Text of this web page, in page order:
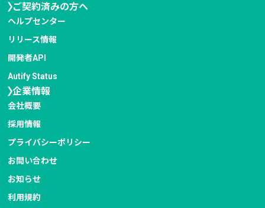
ご契約済みの方へ
ヘルプセンター
リリース情報
開発者API
Autify Status
企業情報
会社概要
採用情報
プライバシーポリシー
お問い合わせ
お知らせ
利用規約